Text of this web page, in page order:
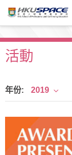
主
容活動
年份: 2019